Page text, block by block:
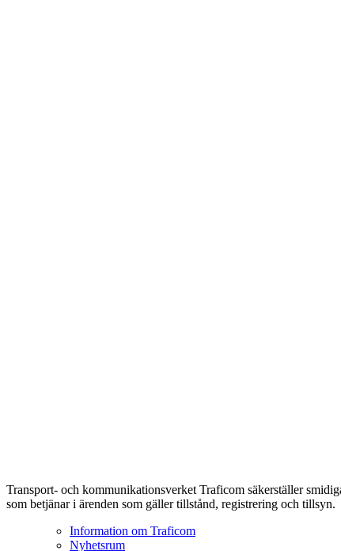
Transport- och kommunikationsverket Traficom säkerställer
som betjänar i ärenden som gäller tillstånd, registrering och tillsyn.
Information om Traficom
Nyhetsrum